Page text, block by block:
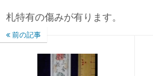
札特有の傷みが有ります。
前の記事